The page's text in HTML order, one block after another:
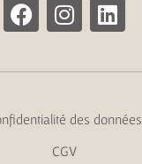
des données
CGV